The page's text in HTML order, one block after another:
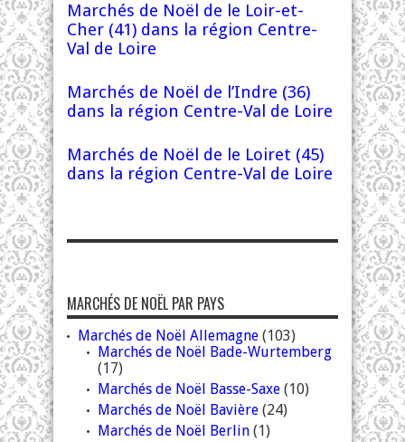
Marchés de Noël de le Loir-et-
Cher (41) dans la région Centre-
Val de Loire
Marchés de Noël de l’Indre (36)
dans la région Centre-Val de Loire
Marchés de Noël de le Loiret (45)
dans la région Centre-Val de Loire
MARCHÉS DE NOËL PAR PAYS
Marchés de Noël Allemagne (103)
Marchés de Noël Bade-Wurtemberg
(17)
Marchés de Noël Basse-Saxe (10)
Marchés de Noël Bavière (24)
Marchés de Noël Berlin (1)